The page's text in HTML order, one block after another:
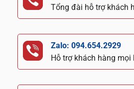
Tổng đài hỗ trợ khách
Zalo: 094.654.2929
Hỗ trợ khách hàng